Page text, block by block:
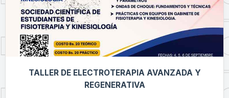
TALLER DE ELECTROTERAPIA AVANZADA Y
REGENERATIVA